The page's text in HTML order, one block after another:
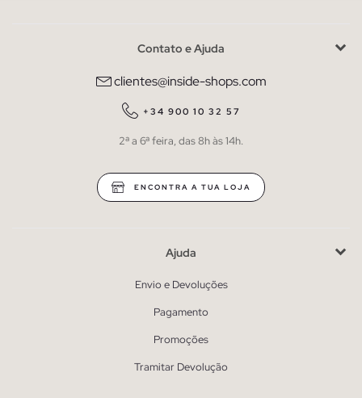
Contato e Ajuda
clientes@inside-shops.com
+34 900 10 32 57
2ª a 6ª feira, das 8h às 14h.
ENCONTRA A TUA LOJA
Ajuda
Envio e Devoluções
Pagamento
Promoções
Tramitar Devolução